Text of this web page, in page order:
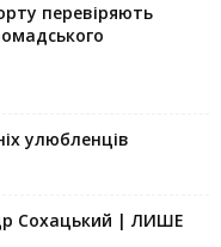
перевіряють
улюбленців
Сохацький | ЛИШЕ